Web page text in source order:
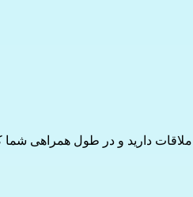
را متعهد می کند، رسمی می شود. شما هر 2 ماه یکبار قرار ملاقات